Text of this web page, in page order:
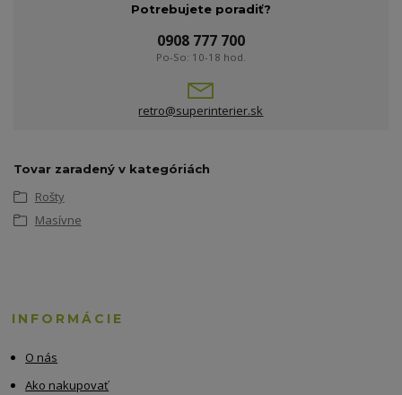
Potrebujete poradiť?
0908 777 700
Po-So: 10-18 hod.
retro@superinterier.sk
Tovar zaradený v kategóriách
Rošty
Masívne
INFORMÁCIE
O nás
Ako nakupovať